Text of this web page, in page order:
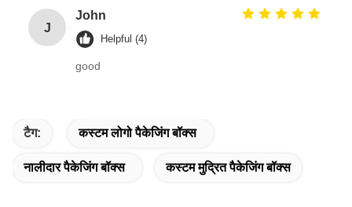
J
John
Helpful (4)
good
टैग: कस्टम लोगो पैकेजिंग बॉक्स
नालीदार पैकेजिंग बॉक्स कस्टम मुद्रित पैकेजिंग बॉक्स